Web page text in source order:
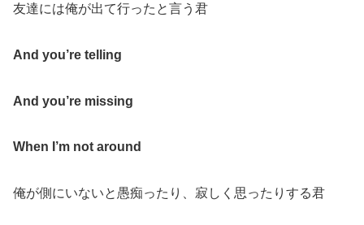
友達には俺が出て行ったと言う君
And you’re telling
And you’re missing
When I’m not around
俺が側にいないと愚痴ったり、寂しく思ったりする君